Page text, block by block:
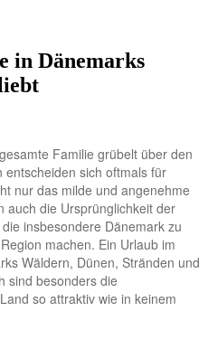
in Dänemarks
Familie grübelt über den
sich oftmals für
nur das milde und angenehme
auch die Ursprünglichkeit der
insbesondere Dänemark zu
machen. Ein Urlaub im
Wäldern, Dünen, Stränden und
sind besonders die
so attraktiv wie in keinem